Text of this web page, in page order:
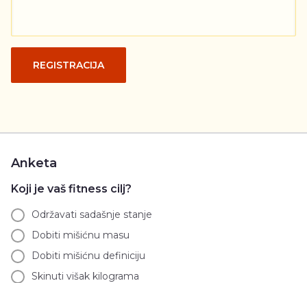
REGISTRACIJA
Anketa
Koji je vaš fitness cilj?
Održavati sadašnje stanje
Dobiti mišićnu masu
Dobiti mišićnu definiciju
Skinuti višak kilograma